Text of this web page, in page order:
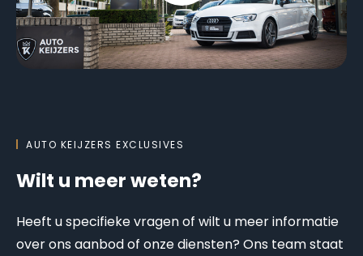
AUTO KEIJZERS EXCLUSIVES
Wilt u meer weten?
Heeft u specifieke vragen of wilt u meer informatie
over ons aanbod of onze diensten? Ons team staat